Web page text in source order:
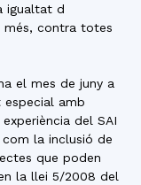
igualtat d
més, contra totes
el mes de juny a
especial amb
del SAI
com la inclusió de
que poden
la llei 5/2008 del